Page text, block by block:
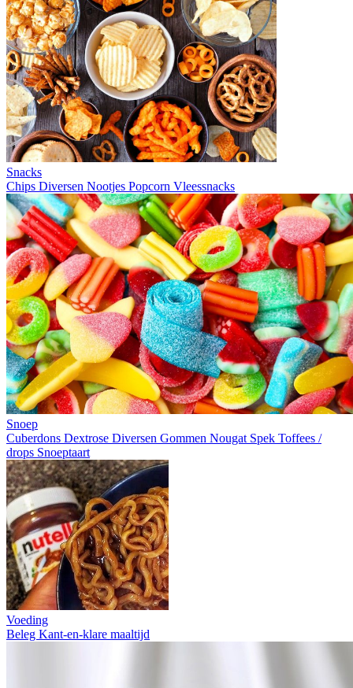
Snacks
Chips Diversen Nootjes Popcorn Vleessnacks
Snoep
Cuberdons Dextrose Diversen Gommen Nougat Spek Toffees /
drops Snoeptaart
Voeding
Beleg Kant-en-klare maaltijd